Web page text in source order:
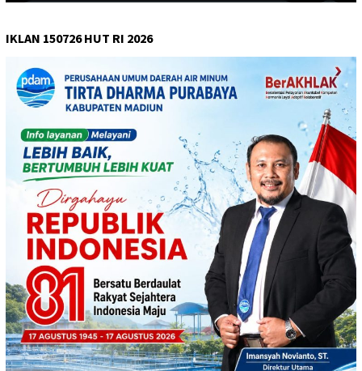
IKLAN 150726 HUT RI 2026